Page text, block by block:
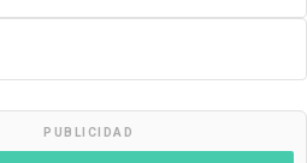
PUBLICIDAD